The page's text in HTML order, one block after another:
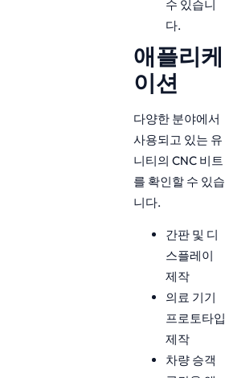
수 있습니
다.
애플리케
이션
다양한 분야에서
사용되고 있는 유
니티의 CNC 비트
를 확인할 수 있습
니다.
간판 및 디
스플레이
제작
의료 기기
프로토타입
제작
차량 승객